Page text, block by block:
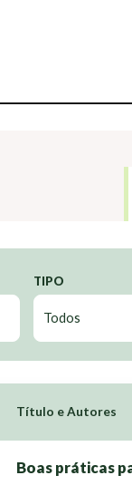
TIPO
Título e Autores
Boas práticas